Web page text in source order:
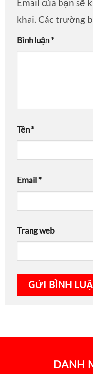
Email của bạn sẽ
khai. Các trường
Bình luận*
Tên*
Email*
Trang web
DANH